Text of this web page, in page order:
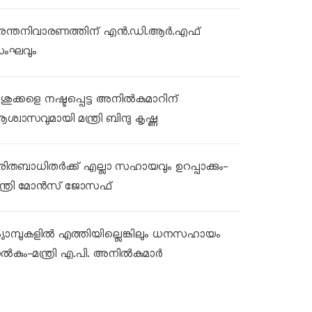
എൻ.ഡി.ആർ.എഫ്
നഷ്ടപ്പെട്ട അനിൽകുമാറിന്
മന്ത്രി ബിന്ദു കൃഷ്ണ
എല്ലാ സഹായവും ഉറപ്പാക്കും-
മോൻസ് ജോസഫ്
എത്തിയില്ലെങ്കിലും ധനസഹായം
മന്ത്രി എ.പി. അനിൽകുമാർ